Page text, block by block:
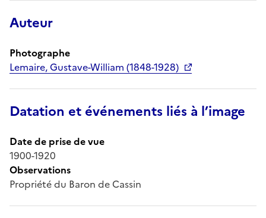
Auteur
Photographe
Lemaire, Gustave-William (1848-1928)
Datation et événements liés à l’image
Date de prise de vue
1900-1920
Observations
Propriété du Baron de Cassin